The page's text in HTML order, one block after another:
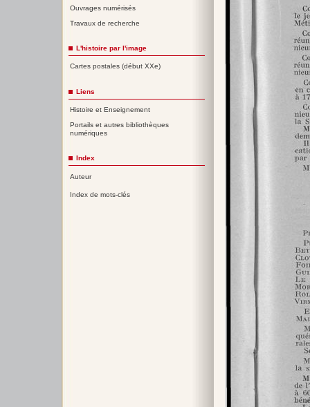
Ouvrages numérisés
Travaux de recherche
L'histoire par l'image
Cartes postales (début XXe)
Liens
Histoire et Enseignement
Portails et autres bibliothèques
numériques
Index
Auteur
Index de mots-clés